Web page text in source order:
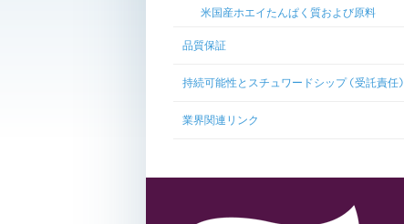
米国産ホエイたんぱく質および原料
品質保証
持続可能性とスチュワードシップ (受託責任)
業界関連リンク